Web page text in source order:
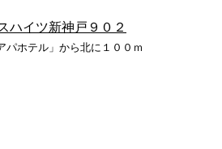
イツ新神戸９０２
パホテル」から北に１００ｍ